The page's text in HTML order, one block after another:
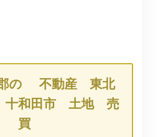
郡の 不動産 東北
和田市 土地 売
買